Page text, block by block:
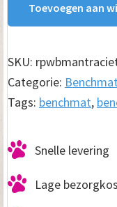
t
y
e
e
Toevoegen aan
SKU:
Categorie:
Tags: benchmat,
Snelle levering
Lage